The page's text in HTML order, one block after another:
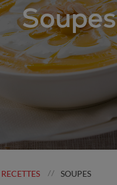
Soupes
RECETTES // SOUPES